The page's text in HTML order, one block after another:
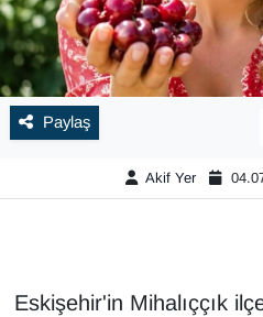
Paylaş
Akif Yer
Eskişehir'in Mihalıççık